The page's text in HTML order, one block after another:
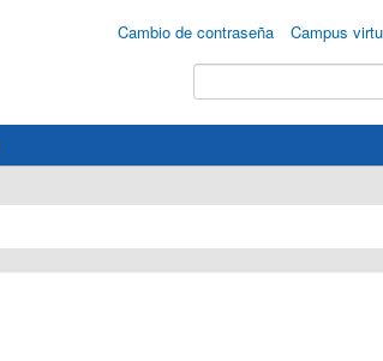
Cambio de contraseña Campus